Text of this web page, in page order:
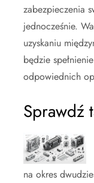
zabezpieczenia
jednocześnie.
uzyskaniu
będzie
odpowiednich
Sprawdź
na okres